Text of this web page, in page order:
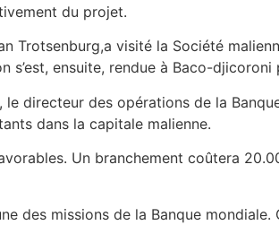
du projet.
Trotsenburg,a visité la Société
ensuite, rendue à Baco-
le directeur des opérations de la
dans la capitale malienne.
Un branchement coûtera
des missions de la Banque